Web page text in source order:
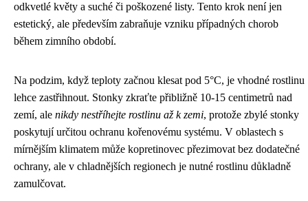
odkvetlé květy a suché či poškozené listy. Tento krok není jen
estetický, ale především zabraňuje vzniku případných chorob
během zimního období.
Na podzim, když teploty začnou klesat pod 5°C, je vhodné rostlinu
lehce zastřihnout. Stonky zkraťte přibližně 10-15 centimetrů nad
zemí, ale nikdy nestříhejte rostlinu až k zemi, protože zbylé stonky
poskytují určitou ochranu kořenovému systému. V oblastech s
mírnějším klimatem může kopretinovec přezimovat bez dodatečné
ochrany, ale v chladnějších regionech je nutné rostlinu důkladně
zamulčovat.